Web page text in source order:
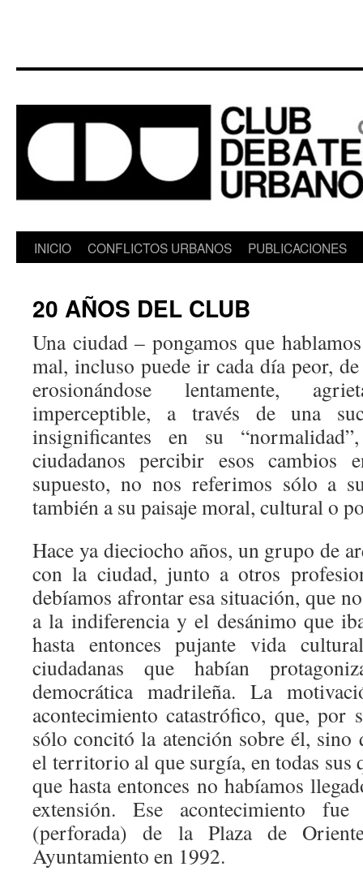
Saltar
contenido
INICIO CONFLICTOS URBANOS PUBLICACIONES
20 AÑOS DEL CLUB
Una ciudad – pongamos que
mal, incluso puede ir cada día peor,
erosionándose lentamente,
imperceptible, a través de una
insignificantes en su
ciudadanos percibir esos cambios
supuesto, no nos referimos sólo a
también a su paisaje moral, cultural o
Hace ya dieciocho años, un grupo de
con la ciudad, junto a otros
debíamos afrontar esa situación, que
a la indiferencia y el desánimo que
hasta entonces pujante vida
ciudadanas que habían
democrática madrileña. La
acontecimiento catastrófico, que, por
sólo concitó la atención sobre él, sino
el territorio al que surgía, en todas sus
que hasta entonces no habíamos
extensión. Ese acontecimiento
(perforada) de la Plaza de
Ayuntamiento en 1992.